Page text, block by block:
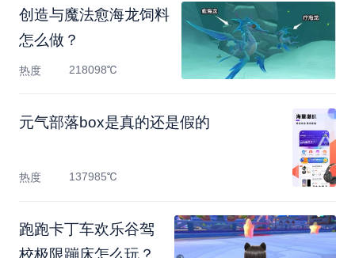
创造与魔法愈海龙饲料
怎么做？
热度 218098℃
元气部落box是真的还是假的
热度 137985℃
跑跑卡丁车欢乐谷驾
校极限蹦床怎么玩？